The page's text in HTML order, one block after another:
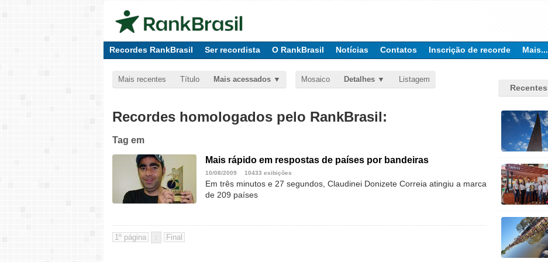
Recordes RankBrasil Ser recordista O RankBrasil Notícias Contatos Inscrição de recorde Mais...
Mais recentes Título Mais acessados Mosaico Detalhes Listagem
Recordes homologados pelo RankBrasil:
Tag em
Mais rápido em respostas de países por bandeiras
10/08/2009 10433 exibições
Em três minutos e 27 segundos, Claudinei Donizete Correia atingiu a marca
de 209 países
Recentes